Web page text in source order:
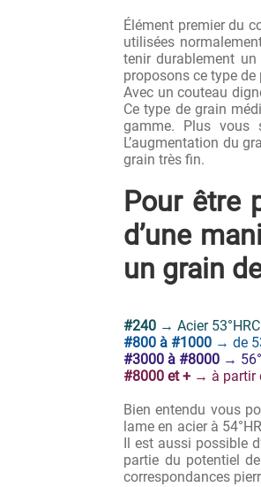
Élément premier du
utilisées
tenir durablement
proposons ce type
Avec un couteau
Ce type de grain
gamme. Plus vous
L’augmentation du
grain très fin.
Pour être
d’une
un grain
#240 → Acier
#800 à #1000 → de
#3000 à #8000 →
#8000 et + → à partir
Bien entendu vous
lame en acier à
Il est aussi possible
partie du potentiel
correspondances